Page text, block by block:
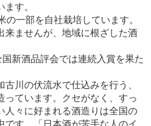
す。
一部を自社栽培しています。
来ませんが、地域に根ざした酒
新酒品評会では連続入賞を果た
川の伏流水で仕込みを行う、
っています。クセがなく、すっ
人々に好まれる酒造りは全国の